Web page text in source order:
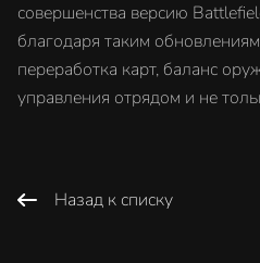
совершенства версию
благодаря таким
переработка карт, баланс
управления отрядом и не
Назад к списку